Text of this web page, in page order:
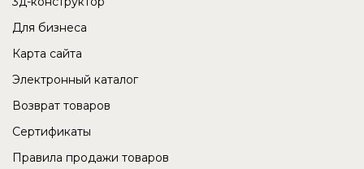
Для бизнеса
Карта сайта
Электронный каталог
Возврат товаров
Сертификаты
Правила продажи товаров